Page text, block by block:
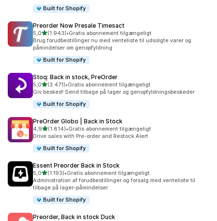
Built for Shopify
Preorder Now Presale Timesact
5,0ud af 5 stjerner
(1.943)
1943 anmeldelser i alt
•Gratis abonnement tilgængeligt
Brug forudbestillinger nu med venteliste til udsolgte varer og
påmindelser om genopfyldning
Built for Shopify
Stoq: Back in stock, PreOrder
5,0ud af 5 stjerner
(3.471)
3471 anmeldelser i alt
•Gratis abonnement tilgængeligt
Giv besked! Send tilbage på lager og genopfyldningsbeskeder
Built for Shopify
PreOrder Globo | Back in Stock
4,9ud af 5 stjerner
(1.814)
1814 anmeldelser i alt
•Gratis abonnement tilgængeligt
Drive sales with Pre-order and Restock Alert
Built for Shopify
Essent Preorder Back in Stock
5,0ud af 5 stjerner
(1.193)
1193 anmeldelser i alt
•Gratis abonnement tilgængeligt
Administration af forudbestillinger og forsalg med venteliste til
tilbage på lager-påmindelser
Built for Shopify
Preorder, Back in stock Duck